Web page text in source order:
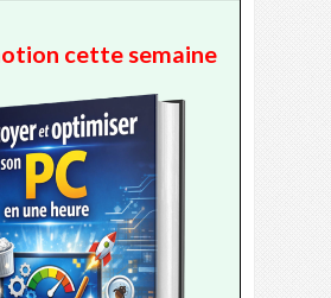
cette semaine